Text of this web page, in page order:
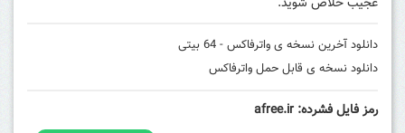
دانلود آخرین نسخه ی واترفاکس - 64 بیتی
دانلود نسخه ی قابل حمل واترفاکس
رمز فایل فشرده: afree.ir